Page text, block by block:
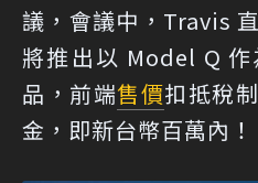
議，會議中，Travis
將推出以 Model Q
品，前端售價扣抵稅
金，即新台幣百萬內！